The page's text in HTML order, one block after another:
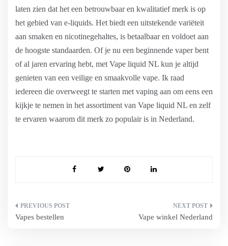
laten zien dat het een betrouwbaar en kwalitatief merk is op
het gebied van e-liquids. Het biedt een uitstekende variëteit
aan smaken en nicotinegehaltes, is betaalbaar en voldoet aan
de hoogste standaarden. Of je nu een beginnende vaper bent
of al jaren ervaring hebt, met Vape liquid NL kun je altijd
genieten van een veilige en smaakvolle vape. Ik raad
iedereen die overweegt te starten met vaping aan om eens een
kijkje te nemen in het assortiment van Vape liquid NL en zelf
te ervaren waarom dit merk zo populair is in Nederland.
Bericht
Vapes bestellen Vape winkel Nederland